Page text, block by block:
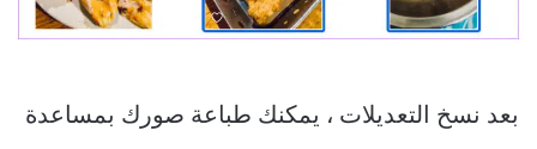
بعد نسخ التعديلات ، يمكنك طباعة صورك بمساعدة